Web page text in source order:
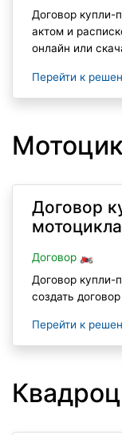
Договор купли-
актом и
онлайн или
Перейти к
Договор
мотоцикла
Договор 🏍
Договор
создать
Перейти к